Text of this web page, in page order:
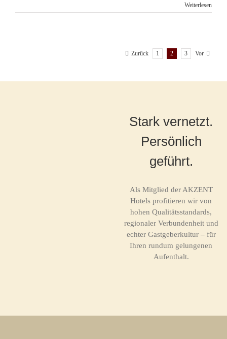
Weiterlesen
Zurück 1 2 3 Vor
Stark vernetzt.
Persönlich
geführt.
Als Mitglied der AKZENT
Hotels profitieren wir von
hohen Qualitätsstandards,
regionaler Verbundenheit und
echter Gastgeberkultur – für
Ihren rundum gelungenen
Aufenthalt.